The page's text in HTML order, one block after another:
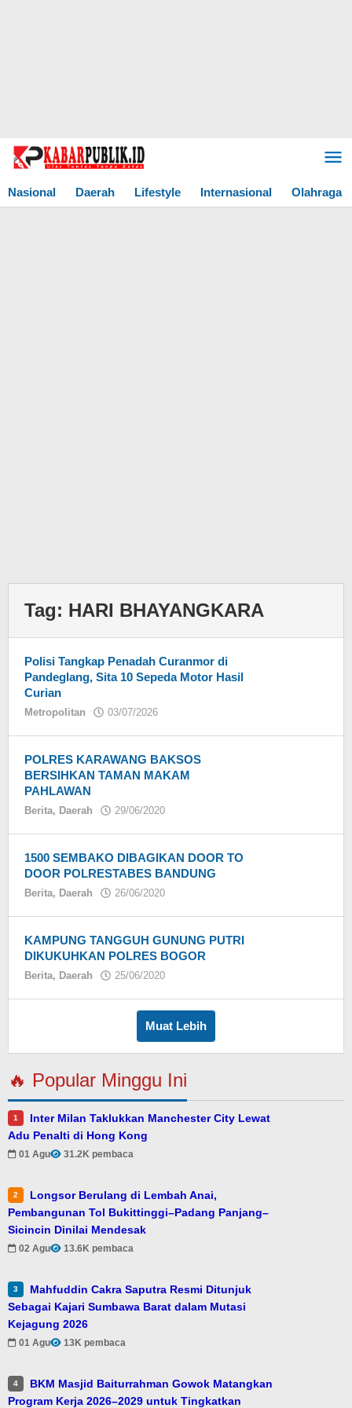
Lewati
Nasional
Daerah Lifestyle Internasional Olahraga
Tag: HARI BHAYANGKARA
Polisi Tangkap Penadah Curanmor di
Pandeglang, Sita 10 Sepeda Motor Hasil
Curian
Metropolitan 03/07/2026
POLRES KARAWANG BAKSOS
BERSIHKAN TAMAN MAKAM
PAHLAWAN
Berita, Daerah 29/06/2020
1500 SEMBAKO DIBAGIKAN DOOR TO
DOOR POLRESTABES BANDUNG
Berita, Daerah 26/06/2020
KAMPUNG TANGGUH GUNUNG PUTRI
DIKUKUHKAN POLRES BOGOR
Berita, Daerah 25/06/2020
Muat Lebih
🔥 Popular Minggu Ini
1
Inter Milan Taklukkan Manchester City Lewat
Adu Penalti di Hong Kong
01 Agu 31.2K pembaca
2
Longsor Berulang di Lembah Anai,
Pembangunan Tol Bukittinggi–Padang Panjang–
Sicincin Dinilai Mendesak
02 Agu 13.6K pembaca
3
Mahfuddin Cakra Saputra Resmi Ditunjuk
Sebagai Kajari Sumbawa Barat dalam Mutasi
Kejagung 2026
01 Agu 13K pembaca
4
BKM Masjid Baiturrahman Gowok Matangkan
Program Kerja 2026–2029 untuk Tingkatkan